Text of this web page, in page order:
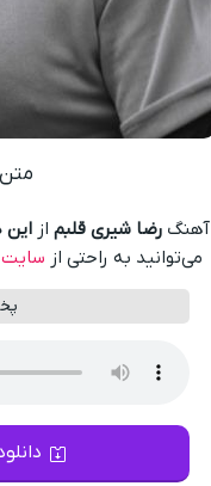
آهنگرضا شیری قلبم ازاین
می‌توانید به راحتی از سایت